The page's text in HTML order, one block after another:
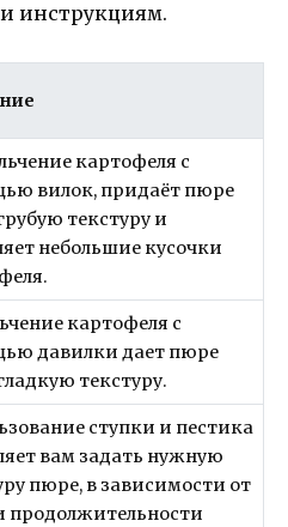
инструкциям.
картофеля с
вилок, придаёт пюре
текстуру и
небольшие кусочки
картофеля с
давилки дает пюре
текстуру.
ступки и пестика
вам задать нужную
пюре, в зависимости от
продолжительности